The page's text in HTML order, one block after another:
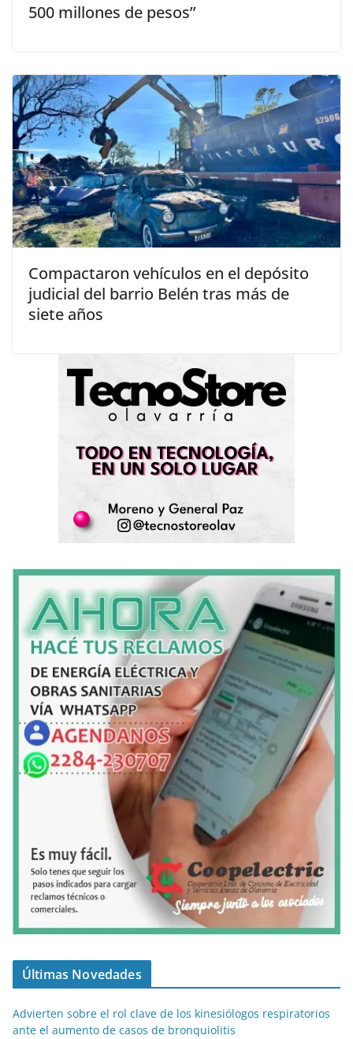
500 millones de pesos”
Compactaron vehículos en el depósito
judicial del barrio Belén tras más de
siete años
Últimas Novedades
Advierten sobre el rol clave de los kinesiólogos respiratorios
ante el aumento de casos de bronquiolitis